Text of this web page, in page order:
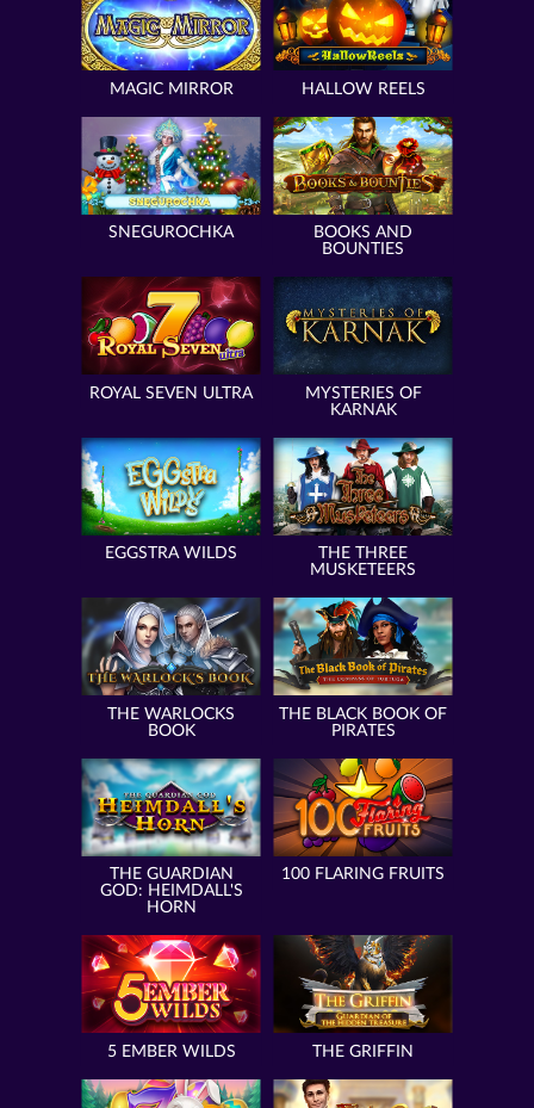
MAGIC MIRROR HALLOW REELS
SNEGUROCHKA
BOOKS AND
BOUNTIES
ROYAL SEVEN ULTRA
MYSTERIES OF
KARNAK
EGGSTRA WILDS
THE THREE
MUSKETEERS
THE WARLOCKS
BOOK
THE BLACK BOOK OF
PIRATES
THE GUARDIAN
GOD: HEIMDALL'S
HORN
100 FLARING FRUITS
5 EMBER WILDS THE GRIFFIN